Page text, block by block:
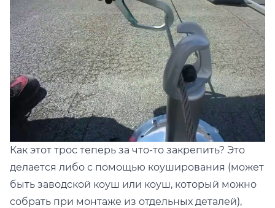
Как этот трос теперь за что-то закрепить? Это
делается либо с помощью коуширования (может
быть заводской коуш или коуш, который можно
собрать при монтаже из отдельных деталей),